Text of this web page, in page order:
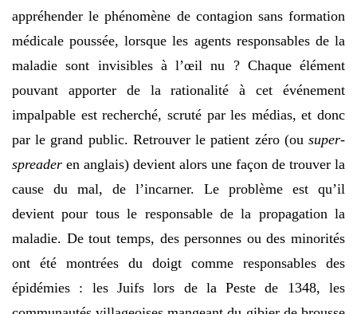
appréhender le phénomène de contagion sans formation
médicale poussée, lorsque les agents responsables de la
maladie sont invisibles à l’œil nu ? Chaque élément
pouvant apporter de la rationalité à cet événement
impalpable est recherché, scruté par les médias, et donc
par le grand public. Retrouver le patient zéro (ou super-
spreader en anglais) devient alors une façon de trouver la
cause du mal, de l’incarner. Le problème est qu’il
devient pour tous le responsable de la propagation la
maladie. De tout temps, des personnes ou des minorités
ont été montrées du doigt comme responsables des
épidémies : les Juifs lors de la Peste de 1348, les